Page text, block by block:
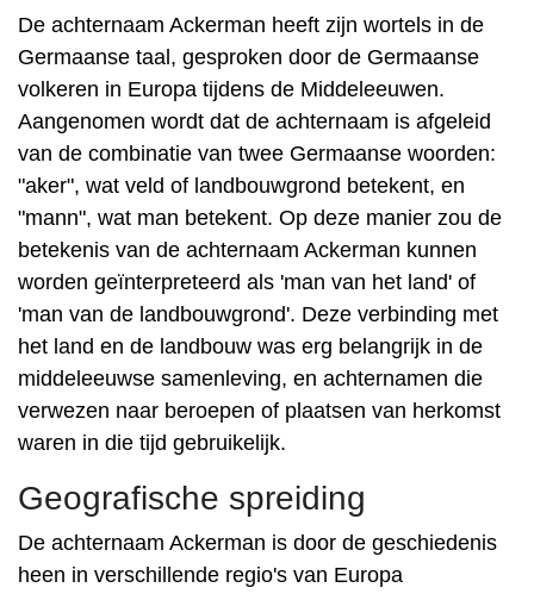
De achternaam Ackerman heeft zijn wortels in de
Germaanse taal, gesproken door de Germaanse
volkeren in Europa tijdens de Middeleeuwen.
Aangenomen wordt dat de achternaam is afgeleid
van de combinatie van twee Germaanse woorden:
"aker", wat veld of landbouwgrond betekent, en
"mann", wat man betekent. Op deze manier zou de
betekenis van de achternaam Ackerman kunnen
worden geïnterpreteerd als 'man van het land' of
'man van de landbouwgrond'. Deze verbinding met
het land en de landbouw was erg belangrijk in de
middeleeuwse samenleving, en achternamen die
verwezen naar beroepen of plaatsen van herkomst
waren in die tijd gebruikelijk.
Geografische spreiding
De achternaam Ackerman is door de geschiedenis
heen in verschillende regio's van Europa